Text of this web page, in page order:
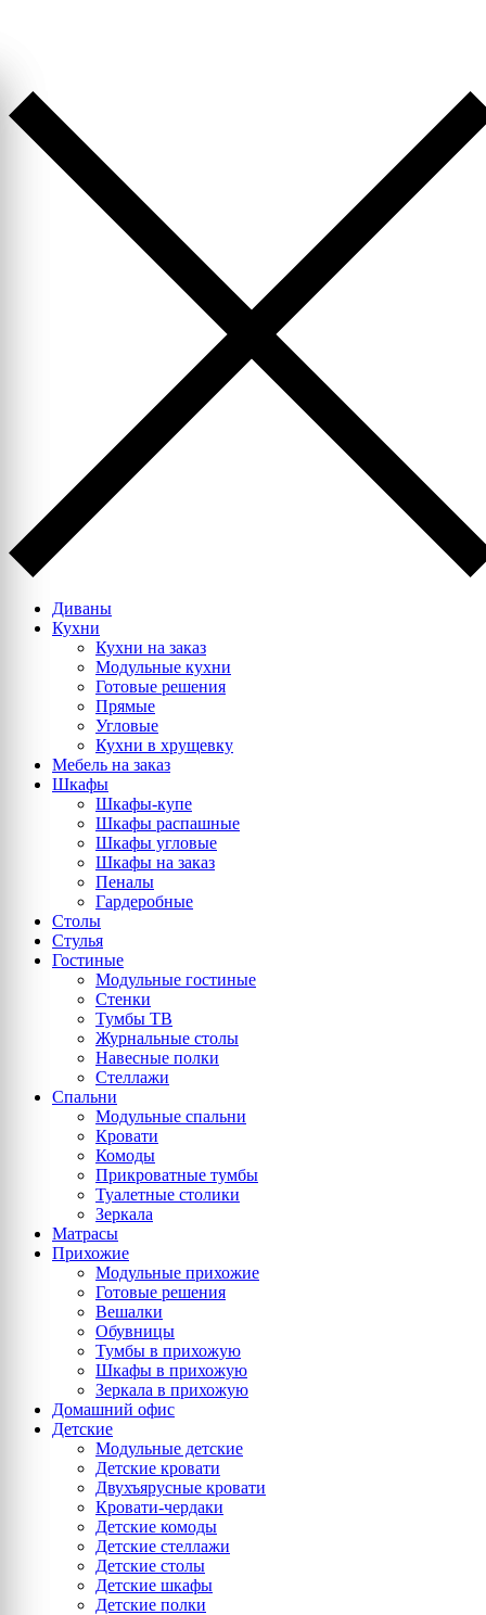
Диваны
Кухни
Кухни на заказ
Модульные кухни
Готовые решения
Прямые
Угловые
Кухни в хрущевку
Мебель на заказ
Шкафы
Шкафы-купе
Шкафы распашные
Шкафы угловые
Шкафы на заказ
Пеналы
Гардеробные
Столы
Стулья
Гостиные
Модульные гостиные
Стенки
Тумбы ТВ
Журнальные столы
Навесные полки
Стеллажи
Спальни
Модульные спальни
Кровати
Комоды
Прикроватные тумбы
Туалетные столики
Зеркала
Матрасы
Прихожие
Модульные прихожие
Готовые решения
Вешалки
Обувницы
Тумбы в прихожую
Шкафы в прихожую
Зеркала в прихожую
Домашний офис
Детские
Модульные детские
Детские кровати
Двухъярусные кровати
Кровати-чердаки
Детские комоды
Детские стеллажи
Детские столы
Детские шкафы
Детские полки